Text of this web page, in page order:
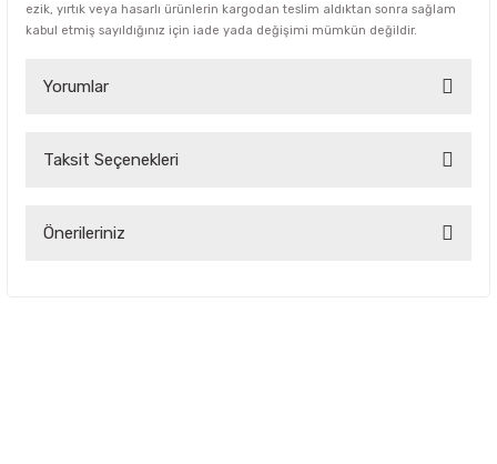
ezik, yırtık veya hasarlı ürünlerin kargodan teslim aldıktan sonra sağlam
kabul etmiş sayıldığınız için iade yada değişimi mümkün değildir.
Yorumlar
Bu ürüne ilk yorumu siz yapın!
Taksit Seçenekleri
Önerileriniz